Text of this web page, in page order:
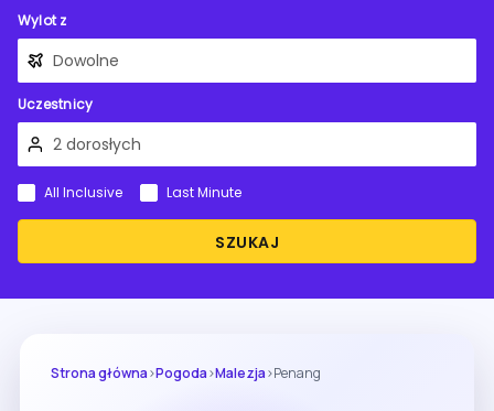
Wylot z
Uczestnicy
SZUKAJ
All Inclusive Last Minute
Strona główna›Pogoda›Malezja›Penang